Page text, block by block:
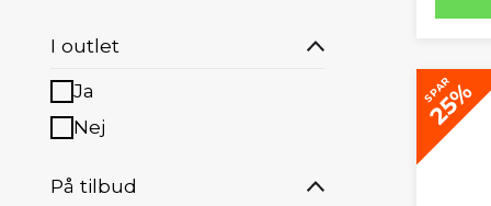
I outlet
Ja
Nej
På tilbud
SPAR
25%